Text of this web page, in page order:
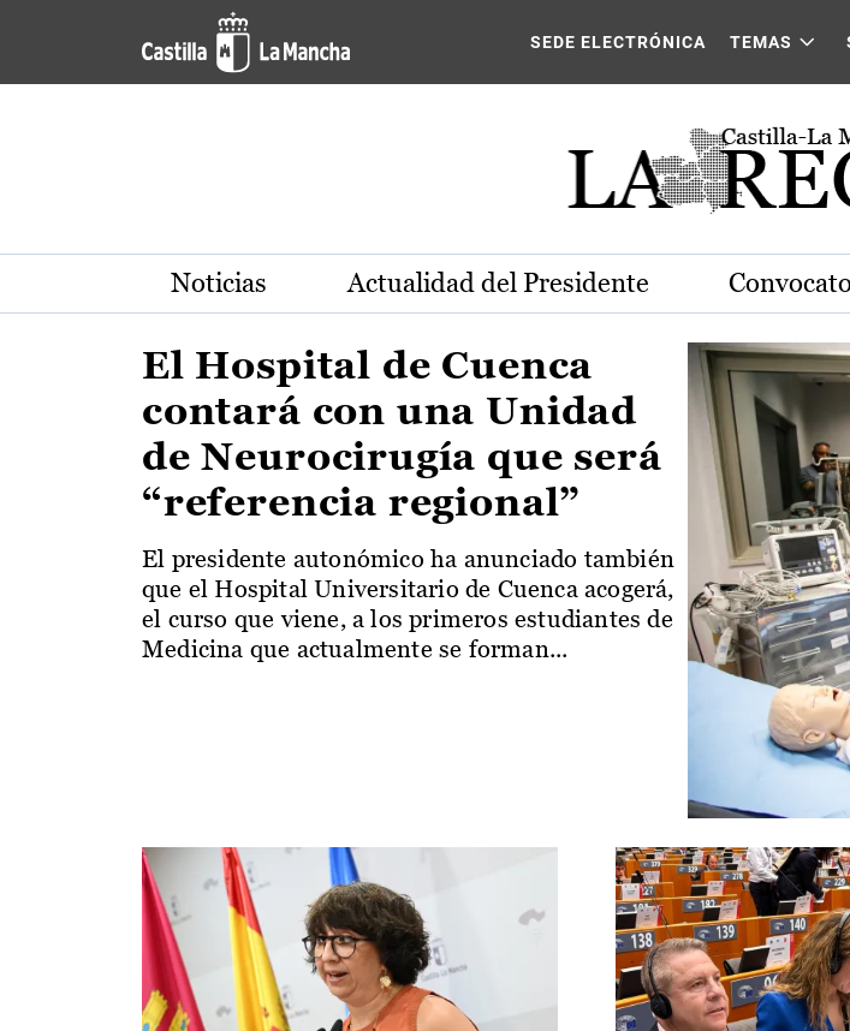
Pasar al contenido principal
Actualidad de la región de Castilla-La
SEDE ELECTRÓNICA TEMAS
Noticias Actualidad del Presidente
El Hospital de Cuenca
contará con una Unidad
de Neurocirugía que será
“referencia regional”
El presidente autonómico ha anunciado también
que el Hospital Universitario de Cuenca acogerá,
el curso que viene, a los primeros estudiantes de
Medicina que actualmente se forman...